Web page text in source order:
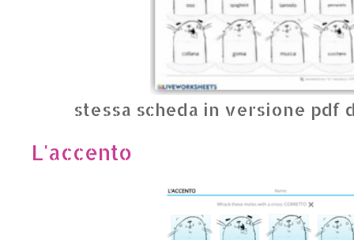
stessa scheda in versione pdf
L'accento